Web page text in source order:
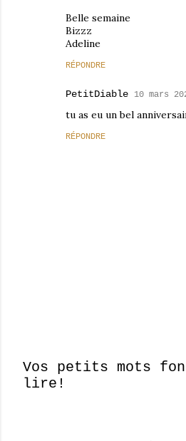
Belle semaine
Bizzz
Adeline
RÉPONDRE
PetitDiable 10 mars
tu as eu un bel
RÉPONDRE
E
Vos petits mots
lire!